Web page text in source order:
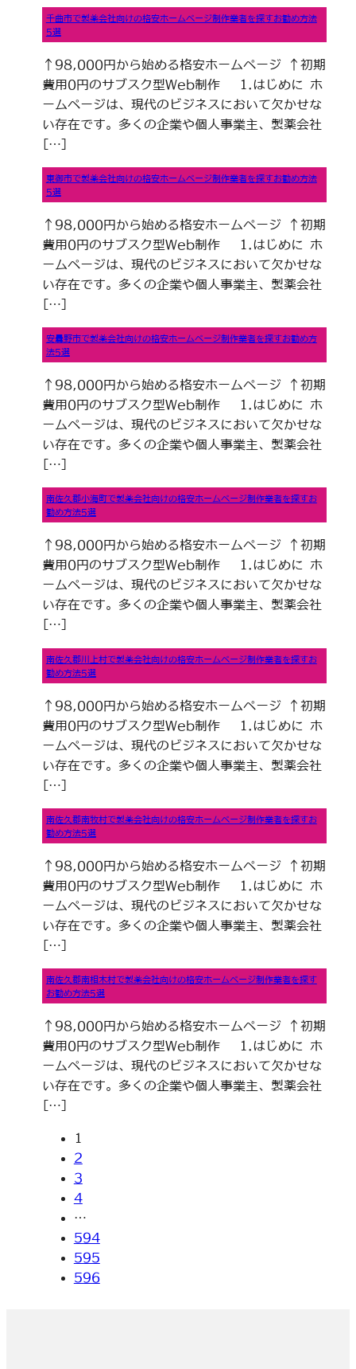
千曲市で製薬会社向けの格安ホームページ制作業者を探すお勧め方法
5選
↑98,000円から始める格安ホームページ ↑初期
費用0円のサブスク型Web制作 1.はじめに ホ
ームページは、現代のビジネスにおいて欠かせな
い存在です。多くの企業や個人事業主、製薬会社
[…]
東御市で製薬会社向けの格安ホームページ制作業者を探すお勧め方法
5選
↑98,000円から始める格安ホームページ ↑初期
費用0円のサブスク型Web制作 1.はじめに ホ
ームページは、現代のビジネスにおいて欠かせな
い存在です。多くの企業や個人事業主、製薬会社
[…]
安曇野市で製薬会社向けの格安ホームページ制作業者を探すお勧め方
法5選
↑98,000円から始める格安ホームページ ↑初期
費用0円のサブスク型Web制作 1.はじめに ホ
ームページは、現代のビジネスにおいて欠かせな
い存在です。多くの企業や個人事業主、製薬会社
[…]
南佐久郡小海町で製薬会社向けの格安ホームページ制作業者を探すお
勧め方法5選
↑98,000円から始める格安ホームページ ↑初期
費用0円のサブスク型Web制作 1.はじめに ホ
ームページは、現代のビジネスにおいて欠かせな
い存在です。多くの企業や個人事業主、製薬会社
[…]
南佐久郡川上村で製薬会社向けの格安ホームページ制作業者を探すお
勧め方法5選
↑98,000円から始める格安ホームページ ↑初期
費用0円のサブスク型Web制作 1.はじめに ホ
ームページは、現代のビジネスにおいて欠かせな
い存在です。多くの企業や個人事業主、製薬会社
[…]
南佐久郡南牧村で製薬会社向けの格安ホームページ制作業者を探すお
勧め方法5選
↑98,000円から始める格安ホームページ ↑初期
費用0円のサブスク型Web制作 1.はじめに ホ
ームページは、現代のビジネスにおいて欠かせな
い存在です。多くの企業や個人事業主、製薬会社
[…]
南佐久郡南相木村で製薬会社向けの格安ホームページ制作業者を探す
お勧め方法5選
↑98,000円から始める格安ホームページ ↑初期
費用0円のサブスク型Web制作 1.はじめに ホ
ームページは、現代のビジネスにおいて欠かせな
い存在です。多くの企業や個人事業主、製薬会社
[…]
1
2
3
4
…
594
595
596